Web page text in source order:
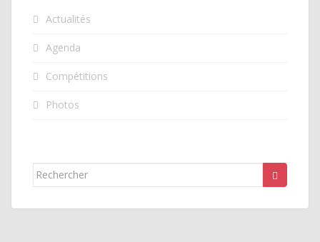
Actualités
Agenda
Compétitions
Photos
Rechercher...